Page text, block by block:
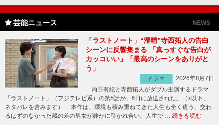
芸能ニュース NEWS
「ラストノート」“澄晴”寺西拓人の告白
シーンに反響集まる 「真っすぐな告白が
カッコいい」「最高のシーンをありがと
う」
ドラマ
2026年8月7日
内田有紀と寺西拓人がダブル主演するドラマ
「ラストノート」（フジテレビ系）の第5話が、6日に放送された。（※以下、
ネタバレを含みます） 本作は、環境も積み重ねてきた人生も全く違う、交わ
るはずのなかった歳の差の男女が静かに引かれ合い、人生で … 続きを読む